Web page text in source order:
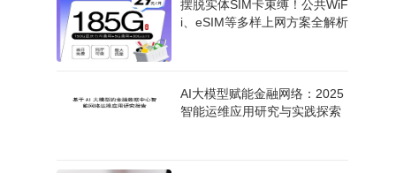
摆脱实体SIM卡束缚！公共WiF
i、eSIM等多样上网方案全解析
AI大模型赋能金融网络：2025
智能运维应用研究与实践探索